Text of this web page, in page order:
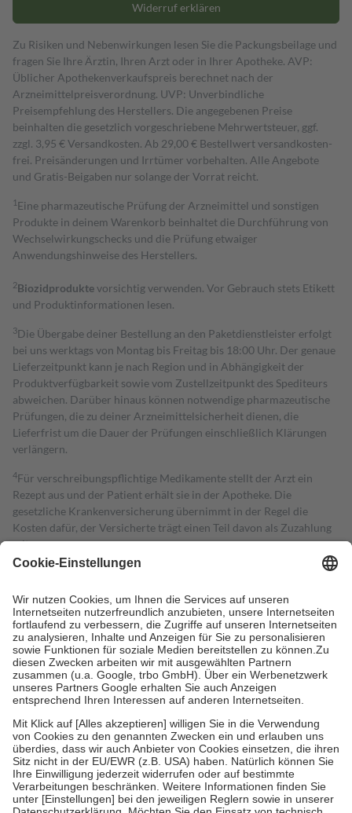
Widerruf erklären
Zu Risiken und Nebenwirkungen lesen Sie die Packungsbeilage und
fragen Sie Ihre Ärztin, Ihren Arzt oder in Ihrer Apotheke. AVP:
Üblicher Apothekenverkaufspreis berechnet nach der
Arzneimittelpreisverordnung. UVP: Unverbindliche
Preisempfehlung des Herstellers. Die angegebenen Preise
beinhalten die gesetzlich vorgeschriebene Mehrwertsteuer, ggf.
zzgl. 3,95 € Versandkosten. Ab 29,00 € Bestell­wert versand­kosten­
frei. Preisänderungen und Irrtümer vorbehalten. Alle Angebote
und Gratis-Beigaben nur solange der Vorrat reicht.
1 Eine pharmazeutische Prüfung der Arzneimittel und sonstigen
Produkte in deinem Warenkorb beinhaltet die Durchführung von
Wechselwirkungschecks und die Prüfung etwaiger
Anwendungshinweise des Herstellers.
2Biozidproduktevorsichtig verwenden. Vor Gebrauch stets Etikett
und Produktinformationen lesen.
3Die Übergabe deiner Bestellung an den Paketdienstleister erfolgt
bei uns werktags von Montag bis Freitag bis 18:00 Uhr. Der genaue
Lieferzeitpunkt kann je nach Region und in Abhängigkeit der
Produktverfügbarkeit sowie vom Zustellzeitpunkt des Spediteurs
abweichen. Darüber hinaus können notwendige pharmazeutische
Prüfungen, die zu deiner Arzneimittelsicherheit dienen, die
Lieferfrist um die Dauer der Prüfungen einschließlich Klärungen
verlängern.
4Für verschreibungspflichtige Medikamente stellt der Arzt ein
Rezept aus und der Patient erhält sie in der Apotheke. Die
gesetzliche Krankenversicherung übernimmt in der Regel die
Kosten dafür, der Versicherte trägt einen Teil davon als Zuzahlung
mit.
Grundsätzlich leisten Mitglieder Zuzahlungen in Höhe von zehn
höchstens zehn Euro.
Es sind jedoch nie mehr als die tatsächlichen
Kosten der Leistung zu entrichten.
Diese Regeln gelten grundsätzlich auch für Online-Apotheken.
Bei Heilmitteln und häuslicher Krankenpflege beträgt die
Zuzahlung zehn Prozent der Kosten sowie zehn Euro je
Verordnung.
Um das Engagement der Versicherten für ihre eigene Gesundheit zu
stärken und die besondere Stellung der Familie zu unterstützen,
fallenkeine Zuzahlungenan bei:
• Kindern und Jugendlichen bis zum vollendeten 18. Lebensjahr
mit Ausnahme der Fahrkosten
• Untersuchungen zur Vorsorge und Früherkennung, die von der
GKV getragen werden
• empfohlenen Schutzimpfungen